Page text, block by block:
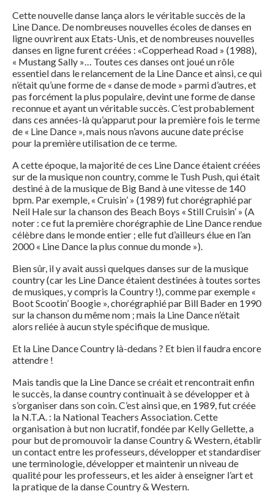
Cette nouvelle danse lança alors le véritable succès de la
Line Dance. De nombreuses nouvelles écoles de danses en
ligne ouvrirent aux Etats-Unis, et de nombreuses nouvelles
danses en ligne furent créées : «Copperhead Road » (1988),
« Mustang Sally »… Toutes ces danses ont joué un rôle
essentiel dans le relancement de la Line Dance et ainsi, ce qui
n’était qu’une forme de « danse de mode » parmi d’autres, et
pas forcément la plus populaire, devint une forme de danse
reconnue et ayant un véritable succès. C’est probablement
dans ces années-là qu’apparut pour la première fois le terme
de « Line Dance », mais nous n’avons aucune date précise
pour la première utilisation de ce terme.
A cette époque, la majorité de ces Line Dance étaient créées
sur de la musique non country, comme le Tush Push, qui était
destiné à de la musique de Big Band à une vitesse de 140
bpm. Par exemple, « Cruisin’ » (1989) fut chorégraphié par
Neil Hale sur la chanson des Beach Boys « Still Cruisin’ » (A
noter : ce fut la première chorégraphie de Line Dance rendue
célèbre dans le monde entier ; elle fut d’ailleurs élue en l’an
2000 « Line Dance la plus connue du monde »).
Bien sûr, il y avait aussi quelques danses sur de la musique
country (car les Line Dance étaient destinées à toutes sortes
de musiques, y compris la Country !), comme par exemple «
Boot Scootin’ Boogie », chorégraphié par Bill Bader en 1990
sur la chanson du même nom ; mais la Line Dance n’était
alors reliée à aucun style spécifique de musique.
Et la Line Dance Country là-dedans ? Et bien il faudra encore
attendre !
Mais tandis que la Line Dance se créait et rencontrait enfin
le succès, la danse country continuait à se développer et à
s’organiser dans son coin. C’est ainsi que, en 1989, fut créée
la N.T.A. : la National Teachers Association. Cette
organisation à but non lucratif, fondée par Kelly Gellette, a
pour but de promouvoir la danse Country & Western, établir
un contact entre les professeurs, développer et standardiser
une terminologie, développer et maintenir un niveau de
qualité pour les professeurs, et les aider à enseigner l’art et
la pratique de la danse Country & Western.